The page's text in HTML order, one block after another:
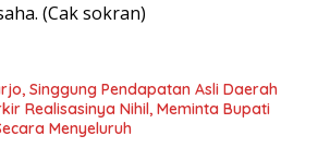
(Cak sokran)
Singgung Pendapatan Asli Daerah
Realisasinya Nihil, Meminta Bupati
Menyeluruh